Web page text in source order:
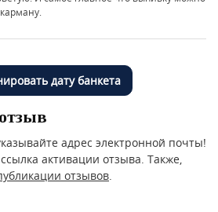
дату банкета
адрес электронной почты!
активации отзыва. Также,
отзывов.